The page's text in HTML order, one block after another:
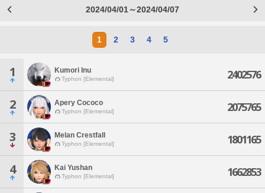
2024/04/01～2024/04/07
1 2 3 4 5
1 Kumori Inu
Typhon [Elemental] 2402576
2 Apery Cococo
Typhon [Elemental] 2075765
3 Melan Crestfall
Typhon [Elemental] 1801165
4 Kai Yushan
Typhon [Elemental] 1662853